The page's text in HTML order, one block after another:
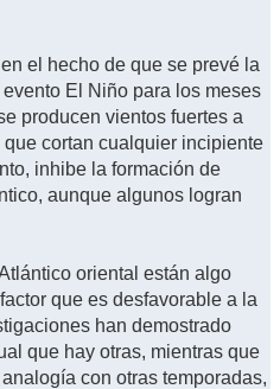
el hecho de que se prevé la
El Niño para los meses
producen vientos fuertes a
cortan cualquier incipiente
inhibe la formación de
aunque algunos logran
oriental están algo
que es desfavorable a la
han demostrado
que hay otras, mientras que
con otras temporadas,